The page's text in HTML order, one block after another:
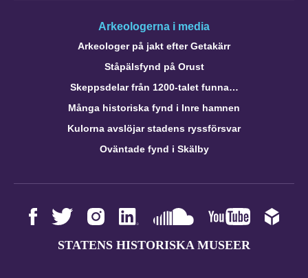
Arkeologerna i media
Arkeologer på jakt efter Getakärr
Ståpälsfynd på Orust
Skeppsdelar från 1200-talet funna…
Många historiska fynd i Inre hamnen
Kulorna avslöjar stadens ryssförsvar
Oväntade fynd i Skälby
STATENS HISTORISKA MUSEER